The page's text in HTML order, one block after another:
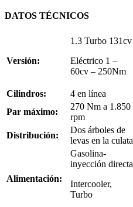
DATOS TÉCNICOS
Versión:
1.3 Turbo 131cv
Eléctrico 1 –
60cv – 250Nm
Cilindros: 4 en línea
Par máximo:
270 Nm a 1.850
rpm
Distribución:
Dos árboles de
levas en la culata
Alimentación:
Gasolina-
inyección directa
Intercooler,
Turbo